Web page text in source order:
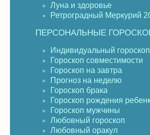
Луна и здоровье
Ретроградный Меркурий
ПЕРСОНАЛЬНЫЕ
Индивидуальный гороскоп
Гороскоп совместимости
Гороскоп на завтра
Прогноз на неделю
Гороскоп брака
Гороскоп рождения
Гороскоп мужчины
Любовный гороскоп
Любовный оракул